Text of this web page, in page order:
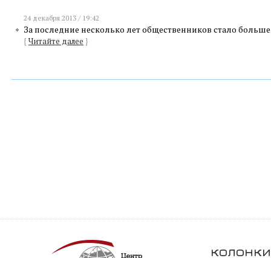
24 декабря 2013 / 19:42
За последние несколько лет общественников стало больше,
{ Читайте далее }
колонки